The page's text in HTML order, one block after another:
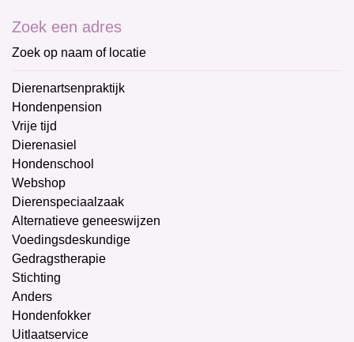
Zoek een adres
Zoek op naam of locatie
Dierenartsenpraktijk
Hondenpension
Vrije tijd
Dierenasiel
Hondenschool
Webshop
Dierenspeciaalzaak
Alternatieve geneeswijzen
Voedingsdeskundige
Gedragstherapie
Stichting
Anders
Hondenfokker
Uitlaatservice